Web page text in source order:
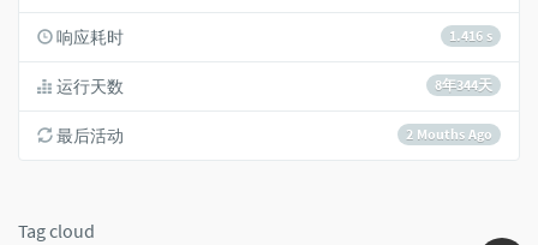
1.416 s
响应耗时
8年344天
运行天数
2 Mouths Ago
最后活动
Tag cloud